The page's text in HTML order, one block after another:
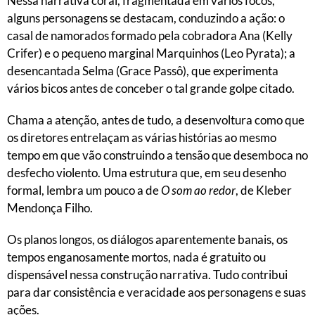
alguns personagens se destacam, conduzindo a ação: o
casal de namorados formado pela cobradora Ana (Kelly
Crifer) e o pequeno marginal Marquinhos (Leo Pyrata); a
desencantada Selma (Grace Passô), que experimenta
vários bicos antes de conceber o tal grande golpe citado.
Chama a atenção, antes de tudo, a desenvoltura como que
os diretores entrelaçam as várias histórias ao mesmo
tempo em que vão construindo a tensão que desemboca no
desfecho violento. Uma estrutura que, em seu desenho
formal, lembra um pouco a deO som ao redor, de Kleber
Mendonça Filho.
Os planos longos, os diálogos aparentemente banais, os
tempos enganosamente mortos, nada é gratuito ou
dispensável nessa construção narrativa. Tudo contribui
para dar consistência e veracidade aos personagens e suas
ações.